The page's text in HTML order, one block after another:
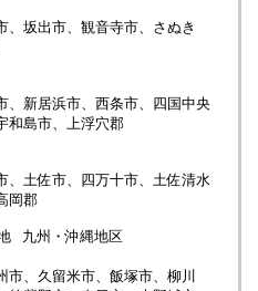
、坂出市、観音寺市、さぬき
、新居浜市、西条市、四国中央
和島市、上浮穴郡
、土佐市、四万十市、土佐清水
岡郡
九州・沖縄地区
市、久留米市、飯塚市、柳川